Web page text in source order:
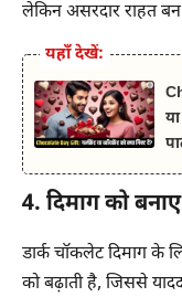
लेकिन असरदार राहत
यहाँ देखें:
4. दिमाग को
डार्क चॉकलेट दिमाग के
को बढ़ाती है, जिससे